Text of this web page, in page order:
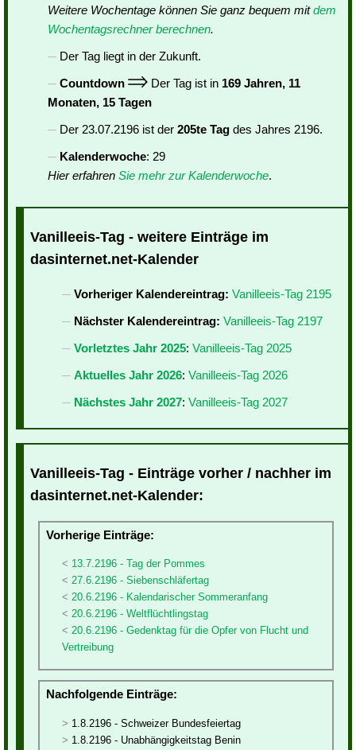
Weitere Wochentage können Sie ganz bequem mitdem
Wochentagsrechner berechnen.
Der Tag liegt in der Zukunft.
Countdown
Der Tag ist in 169 Jahren, 11
Monaten, 15 Tagen
Der 23.07.2196 ist der 205te Tag des Jahres 2196.
Kalenderwoche: 29
Hier erfahren Sie mehr zur Kalenderwoche.
Vanilleeis-Tag - weitere Einträge im
dasinternet.net-Kalender
Vorheriger Kalendereintrag: Vanilleeis-Tag 2195
Nächster Kalendereintrag: Vanilleeis-Tag 2197
Vorletztes Jahr 2025: Vanilleeis-Tag 2025
Aktuelles Jahr 2026: Vanilleeis-Tag 2026
Nächstes Jahr 2027: Vanilleeis-Tag 2027
Vanilleeis-Tag - Einträge vorher / nachher im
dasinternet.net-Kalender:
Vorherige Einträge:
13.7.2196 - Tag der Pommes
27.6.2196 - Siebenschläfertag
20.6.2196 - Kalendarischer Sommeranfang
20.6.2196 - Weltflüchtlingstag
20.6.2196 - Gedenktag für die Opfer von Flucht und
Vertreibung
Nachfolgende Einträge:
1.8.2196 - Schweizer Bundesfeiertag
1.8.2196 - Unabhängigkeitstag Benin